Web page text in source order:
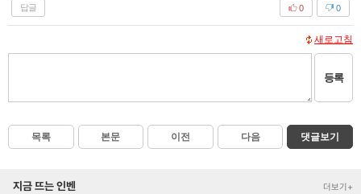
답글 0
0
새로고침
등록
목록 본문 이전 다음 댓글보기
지금 뜨는 인벤 더보기+